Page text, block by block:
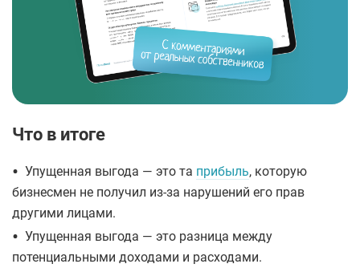
Что в итоге
• Упущенная выгода — это та прибыль, которую
бизнесмен не получил из-за нарушений его прав
другими лицами.
• Упущенная выгода — это разница между
потенциальными доходами и расходами.